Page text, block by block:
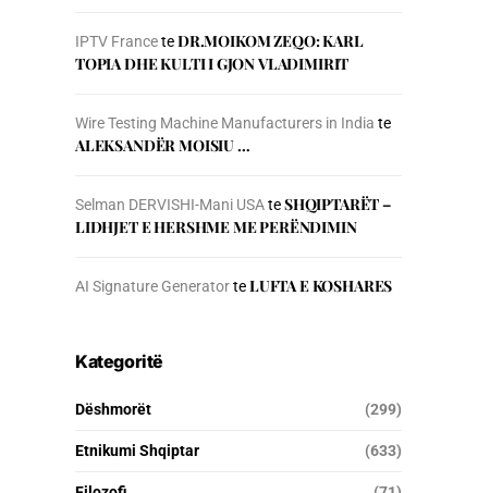
IPTV FranceteDR.MOIKOM ZEQO: KARL
TOPIA DHE KULTI I GJON VLADIMIRIT
Wire Testing Machine Manufacturers in India te
ALEKSANDËR MOISIU …
Selman DERVISHI-Mani USAteSHQIPTARËT –
LIDHJET E HERSHME ME PERËNDIMIN
AI Signature GeneratorteLUFTA E KOSHARES
Kategoritë
Dëshmorët (299)
Etnikumi Shqiptar (633)